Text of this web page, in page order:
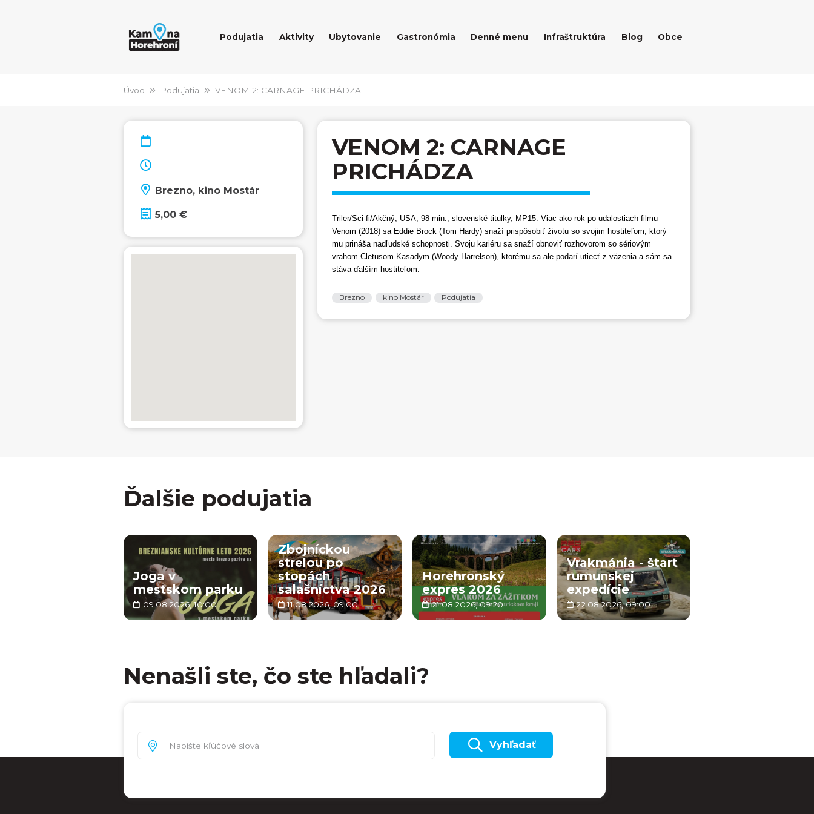
Podujatia Aktivity Ubytovanie Gastronómia Denné menu Infraštruktúra Blog Obce
Úvod Podujatia VENOM 2: CARNAGE PRICHÁDZA
Brezno, kino Mostár
5,00 €
VENOM 2: CARNAGE
PRICHÁDZA
Triler/Sci-fi/Akčný, USA, 98 min., slovenské titulky, MP15. Viac ako rok po udalostiach filmu
Venom (2018) sa Eddie Brock (Tom Hardy) snaží prispôsobiť životu so svojim hostiteľom, ktorý
mu prináša nadľudské schopnosti. Svoju kariéru sa snaží obnoviť rozhovorom so sériovým
vrahom Cletusom Kasadym (Woody Harrelson), ktorému sa ale podarí utiecť z väzenia a sám sa
stáva ďalším hostiteľom.
Brezno kino Mostár Podujatia
Ďalšie podujatia
Joga v
mestskom parku
09.08.2026, 10:00
Zbojníckou
strelou po
stopách
salašníctva 2026
11.08.2026, 09:00
Horehronský
expres 2026
21.08.2026, 09:20
Vrakmánia - štart
rumunskej
expedície
22.08.2026, 09:00
Nenašli ste, čo ste hľadali?
Vyhľadať